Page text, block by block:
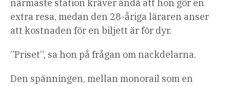
närmaste station kräver ändå att hon gör en
extra resa, medan den 28-åriga läraren anser
att kostnaden för en biljett är för dyr.
”Priset”, sa hon på frågan om nackdelarna.
Den spänningen, mellan monorail som en